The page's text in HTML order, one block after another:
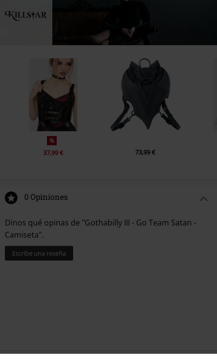
%
37,99 € 73,99 €
0 Opiniones
Dinos qué opinas de "Gothabilly III - Go Team Satan -
Camiseta".
Escribe una reseña